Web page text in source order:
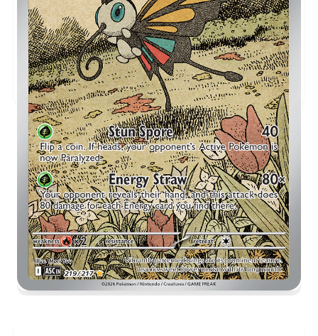
€7,27
Holofoil
Preise werden täglich aktualisiert.